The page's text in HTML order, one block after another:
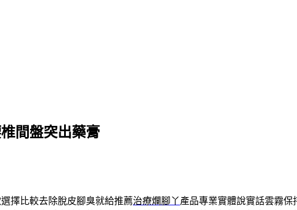
間盤突出藥膏
擇比較去除脫皮腳臭就給推薦治療爛腳丫產品專業實體說實話雲霧保